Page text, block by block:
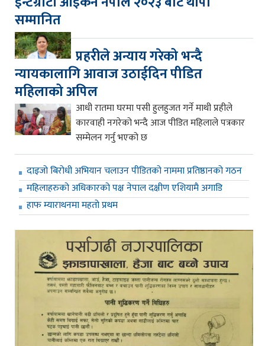
सम्मानित
प्रहरीले अन्याय गरेको भन्दै
न्यायकालागि आवाज उठाईदिन पीडित
महिलाको अपिल
आधी रातमा घरमा पसी हुलहुजत गर्ने माथी प्रहीले
कारवाही नगरेको भन्दै आज पीडित महिलाले पत्रकार
सम्मेलन गर्नु भएको छ
दाइजो बिरोधी अभियान चलाउन पीडितको नाममा प्रतिष्ठानको गठन
महिलाहरुको अधिकारको पक्ष नेपाल दक्षीण एशियामै अगाडि
हाफ म्याराथनमा महतो प्रथम